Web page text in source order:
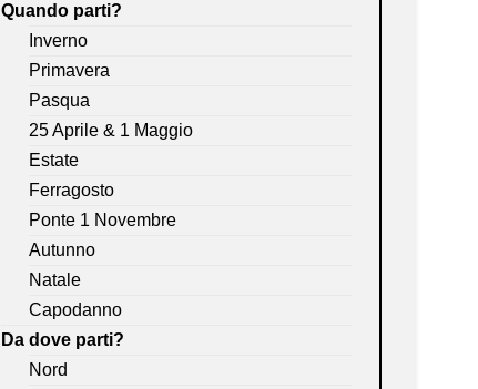
Quando parti?
Inverno
Primavera
Pasqua
25 Aprile & 1 Maggio
Estate
Ferragosto
Ponte 1 Novembre
Autunno
Natale
Capodanno
Da dove parti?
Nord